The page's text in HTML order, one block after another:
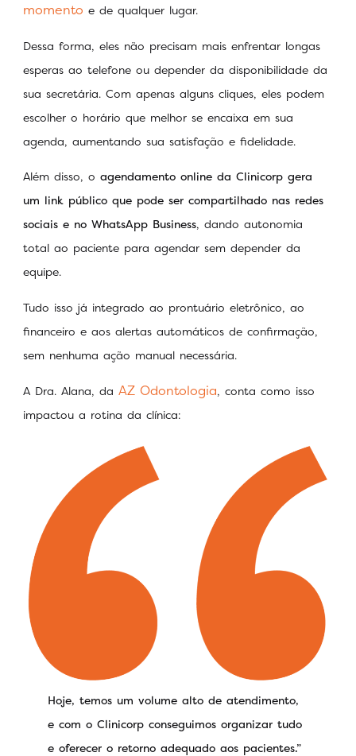
momento e de qualquer lugar.
Dessa forma, eles não precisam mais enfrentar longas
esperas ao telefone ou depender da disponibilidade da
sua secretária. Com apenas alguns cliques, eles podem
escolher o horário que melhor se encaixa em sua
agenda, aumentando sua satisfação e fidelidade.
Além disso, o agendamento online da Clinicorp gera
um link público que pode ser compartilhado nas redes
sociais e no WhatsApp Business, dando autonomia
total ao paciente para agendar sem depender da
equipe.
Tudo isso já integrado ao prontuário eletrônico, ao
financeiro e aos alertas automáticos de confirmação,
sem nenhuma ação manual necessária.
A Dra. Alana, da AZ Odontologia, conta como isso
impactou a rotina da clínica:
Hoje, temos um volume alto de atendimento,
e com o Clinicorp conseguimos organizar tudo
e oferecer o retorno adequado aos pacientes.”